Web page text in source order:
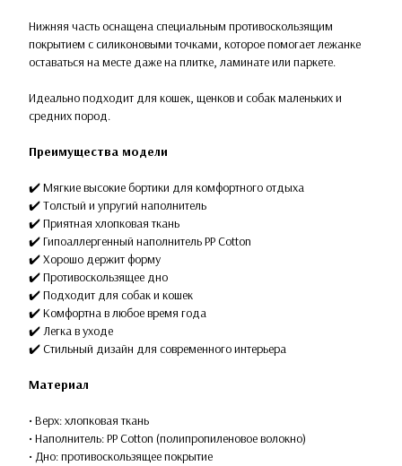
Нижняя часть оснащена специальным противоскользящим
покрытием с силиконовыми точками, которое помогает лежанке
оставаться на месте даже на плитке, ламинате или паркете.
Идеально подходит для кошек, щенков и собак маленьких и
средних пород.
Преимущества модели
✔️ Мягкие высокие бортики для комфортного отдыха
✔️ Толстый и упругий наполнитель
✔️ Приятная хлопковая ткань
✔️ Гипоаллергенный наполнитель PP Cotton
✔️ Хорошо держит форму
✔️ Противоскользящее дно
✔️ Подходит для собак и кошек
✔️ Комфортна в любое время года
✔️ Легка в уходе
✔️ Стильный дизайн для современного интерьера
Материал
• Верх: хлопковая ткань
• Наполнитель: PP Cotton (полипропиленовое волокно)
• Дно: противоскользящее покрытие